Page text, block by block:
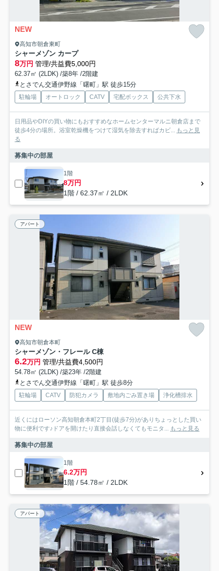
NEW
高知市朝倉東町
シャーメゾン カープ
8万円 管理/共益費5,000円
62.37㎡ (2LDK) /築8年 /2階建
とさでん交通伊野線「曙町」駅 徒歩15分
駐輪場 オートロック CATV 宅配ボックス 公共下水
日用品やDIYの買い物にもおすすめなホームセンターマルニ朝倉店まで
徒歩4分の場所。浴室乾燥機をつけて湿気を除去すればカビ... もっと見
る
募集中の部屋
1階
8万円
1階 / 62.37㎡ / 2LDK
アパート
NEW
高知市朝倉本町
シャーメゾン・フレール C棟
6.2万円 管理/共益費4,500円
54.78㎡ (2LDK) /築23年 /2階建
とさでん交通伊野線「曙町」駅 徒歩8分
駐輪場 CATV 防犯カメラ 敷地内ごみ置き場 浄化槽排水
近くにはローソン高知朝倉本町2丁目(徒歩7分)がありちょっとした買い
物に便利です♪ドアを開けたり直接会話しなくてもモニタ... もっと見る
募集中の部屋
1階
6.2万円
1階 / 54.78㎡ / 2LDK
アパート